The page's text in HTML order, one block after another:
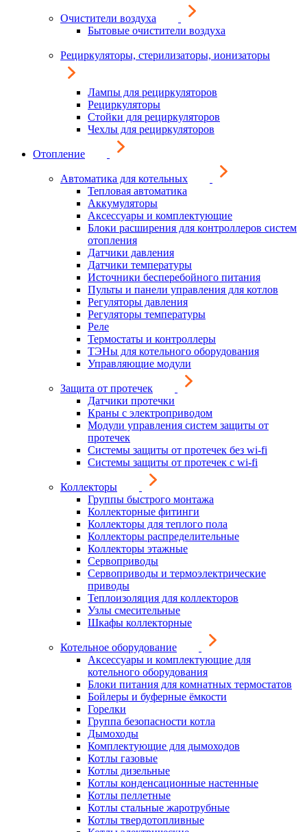
Очистители воздуха
Бытовые очистители воздуха
Рециркуляторы, стерилизаторы, ионизаторы
Лампы для рециркуляторов
Рециркуляторы
Стойки для рециркуляторов
Чехлы для рециркуляторов
Отопление
Автоматика для котельных
Тепловая автоматика
Аккумуляторы
Аксессуары и комплектующие
Блоки расширения для контроллеров систем
отопления
Датчики давления
Датчики температуры
Источники бесперебойного питания
Пульты и панели управления для котлов
Регуляторы давления
Регуляторы температуры
Реле
Термостаты и контроллеры
ТЭНы для котельного оборудования
Управляющие модули
Защита от протечек
Датчики протечки
Краны с электроприводом
Модули управления систем защиты от
протечек
Системы защиты от протечек без wi-fi
Системы защиты от протечек с wi-fi
Коллекторы
Группы быстрого монтажа
Коллекторные фитинги
Коллекторы для теплого пола
Коллекторы распределительные
Коллекторы этажные
Сервоприводы
Сервоприводы и термоэлектрические
приводы
Теплоизоляция для коллекторов
Узлы смесительные
Шкафы коллекторные
Котельное оборудование
Аксессуары и комплектующие для
котельного оборудования
Блоки питания для комнатных термостатов
Бойлеры и буферные ёмкости
Горелки
Группа безопасности котла
Дымоходы
Комплектующие для дымоходов
Котлы газовые
Котлы дизельные
Котлы конденсационные настенные
Котлы пеллетные
Котлы стальные жаротрубные
Котлы твердотопливные